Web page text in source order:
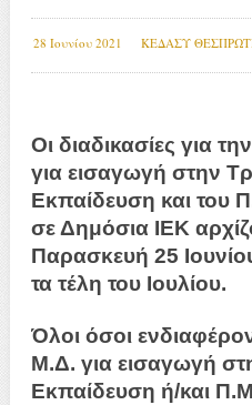
28 Ιουνίου 2021 ΚΕΔΑΣΥ
Οι διαδικασίες για
για εισαγωγή στην
Εκπαίδευση και του
σε Δημόσια ΙΕΚ
Παρασκευή 25
τα τέλη του Ιουλίου.
Όλοι όσοι
Μ.Δ. για εισαγωγή
Εκπαίδευση ή/και